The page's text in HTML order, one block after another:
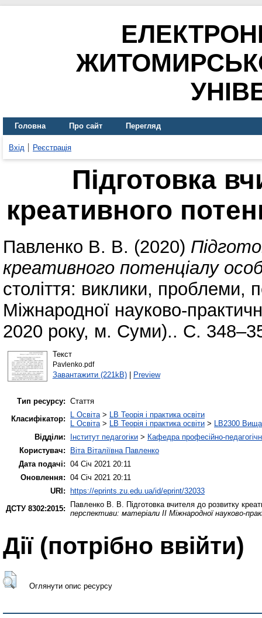
Головна Про сайт Перегляд
Вхід Реєстрація
Підготовка
креативного
Павленко В. В. (2020)
креативного потенціалу
століття: виклики, проблеми,
Міжнародної науково-
2020 року, м. Суми).. С.
Текст
Pavlenko.pdf
Завантажити (221kB)| Preview
Тип ресурсу: Стаття
Класифікатор:
L Освіта> LB Теорія і практика освіти
L Освіта> LB Теорія і практика освіти > LB2300 Вища
Відділи:
Інститут педагогіки > Кафедра професійно-
Користувач:
Віта Віталіївна Павленко
Дата подачі: 04 Січ 2021 20:11
Оновлення: 04 Січ 2021 20:11
URI:
https://eprints.zu.edu.ua/id/eprint/32033
ДСТУ 8302:2015:
Павленко В. В. Підготовка вчителя до розвитку
перспективи: матеріали ІІ Міжнародної науково-
Дії ​​(потрібно ввійти)
Оглянути опис ресурсу